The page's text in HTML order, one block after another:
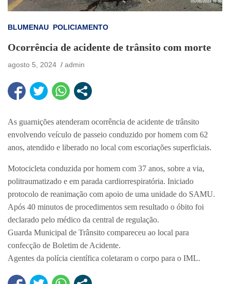
BLUMENAU POLICIAMENTO
Ocorrência de acidente de trânsito com morte
agosto 5, 2024 admin
As guarnições atenderam ocorrência de acidente de trânsito
envolvendo veículo de passeio conduzido por homem com 62
anos, atendido e liberado no local com escoriações superficiais.
Motocicleta conduzida por homem com 37 anos, sobre a via,
politraumatizado e em parada cardiorrespiratória. Iniciado
protocolo de reanimação com apoio de uma unidade do SAMU.
Após 40 minutos de procedimentos sem resultado o óbito foi
declarado pelo médico da central de regulação.
Guarda Municipal de Trânsito compareceu ao local para
confecção de Boletim de Acidente.
Agentes da polícia científica coletaram o corpo para o IML.